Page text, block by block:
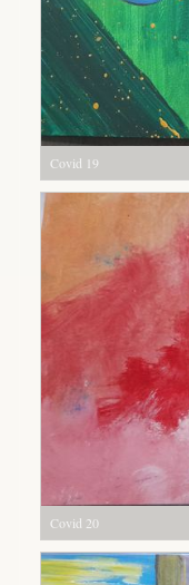
Covid 19
Covid 20